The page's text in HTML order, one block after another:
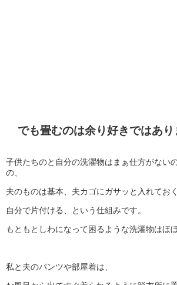
でも畳むのは余り好きではあり
子供たちのと自分の洗濯物はまぁ仕方がない
の、
夫のものは基本、夫カゴにガサッと入れておく
自分で片付ける、という仕組みです。
もともとしわになって困るような洗濯物はほ
私と夫のパンツや部屋着は、